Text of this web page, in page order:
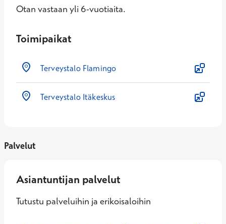
Otan vastaan yli 6-vuotiaita.
Toimipaikat
Terveystalo Flamingo
Terveystalo Itäkeskus
Palvelut
Asiantuntijan palvelut
Tutustu palveluihin ja erikoisaloihin